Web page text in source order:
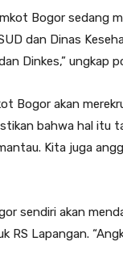
Bogor sedang
dan Dinas
Dinkes,” ungkap
Bogor akan
bahwa hal itu
Kita juga
sendiri akan
RS Lapangan.